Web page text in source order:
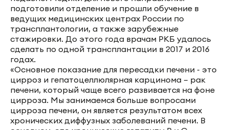
подготовили отделение и прошли обучение в
ведущих медицинских центрах России по
трансплантологии, а также зарубежные
стажировки. До этого года врачам РКБ удалось
сделать по одной трансплантации в 2017 и 2016
годах.
«Основное показание для пересадки печени - это
цирроз и гепатоцеллюлярная карцинома – рак
печени, который чаще всего развивается на фоне
цирроза. Мы занимаемся больше вопросами
цирроза печени, он является результатом всех
хронических диффузных заболеваний печени. В